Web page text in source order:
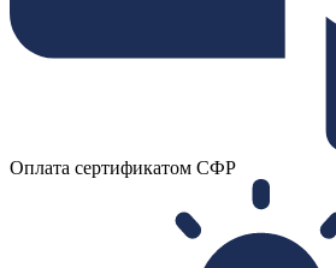
Оплата сертификатом СФР